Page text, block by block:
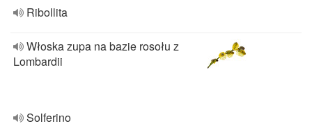
Ribollita
Włoska zupa na bazie rosołu z
Lombardii
Solferino